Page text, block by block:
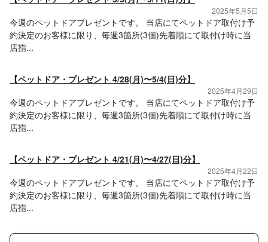
2025年5月5日
今週のペットドアプレゼントです。 当店にてペットドア取付け予
約決定のお客様に限り、毎週3箇所(3個)先着順にて取付け時に当
店指...
【ペットドア・プレゼント 4/28(月)〜5/4(日)分】
2025年4月29日
今週のペットドアプレゼントです。 当店にてペットドア取付け予
約決定のお客様に限り、毎週3箇所(3個)先着順にて取付け時に当
店指...
【ペットドア・プレゼント 4/21(月)〜4/27(日)分】
2025年4月22日
今週のペットドアプレゼントです。 当店にてペットドア取付け予
約決定のお客様に限り、毎週3箇所(3個)先着順にて取付け時に当
店指...